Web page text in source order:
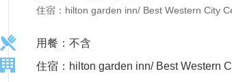
住宿：hilton garden inn/ Best Western City
用餐：不含
住宿：hilton garden inn/ Best Western